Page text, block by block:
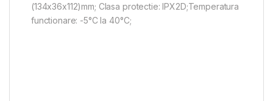
(134x36x112)mm; Clasa protectie: IPX2D;Temperatura
functionare: -5°С la 40°С;